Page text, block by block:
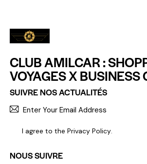
CLUB AMILCAR :
VOYAGES X BUSINESS
SUIVRE NOS ACTUALITÉS
I agree to the Privacy Policy.
NOUS SUIVRE